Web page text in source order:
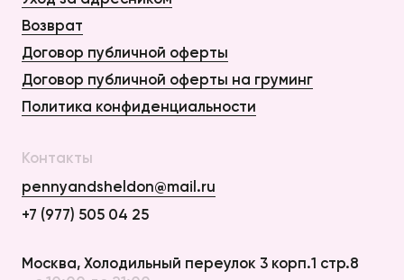
Возврат
Договор публичной оферты
Договор публичной оферты на груминг
Политика конфиденциальности
Контакты
pennyandsheldon@mail.ru
+7 (977) 505 04 25
Москва, Холодильный переулок 3 корп.1 стр.8
Оплата и Доставка